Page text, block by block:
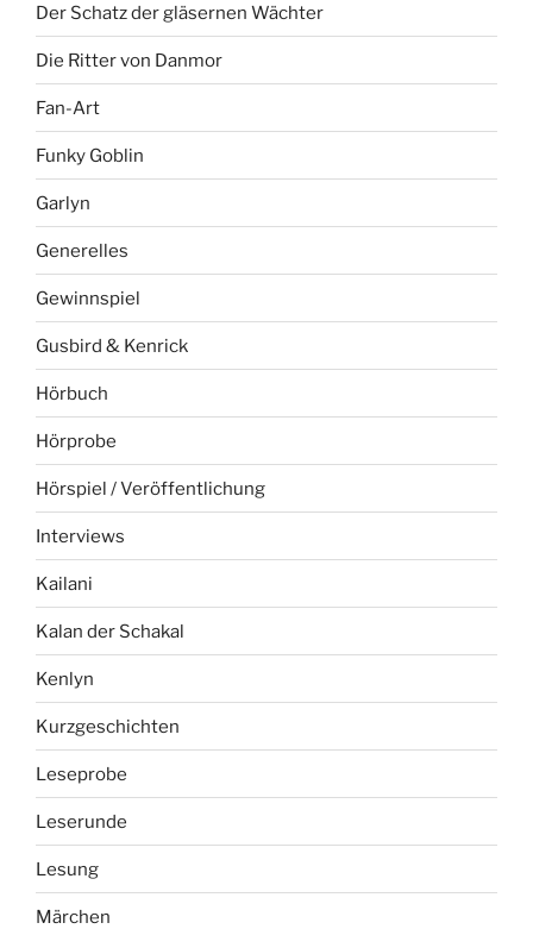
Der Schatz der gläsernen Wächter
Die Ritter von Danmor
Fan-Art
Funky Goblin
Garlyn
Generelles
Gewinnspiel
Gusbird & Kenrick
Hörbuch
Hörprobe
Hörspiel / Veröffentlichung
Interviews
Kailani
Kalan der Schakal
Kenlyn
Kurzgeschichten
Leseprobe
Leserunde
Lesung
Märchen